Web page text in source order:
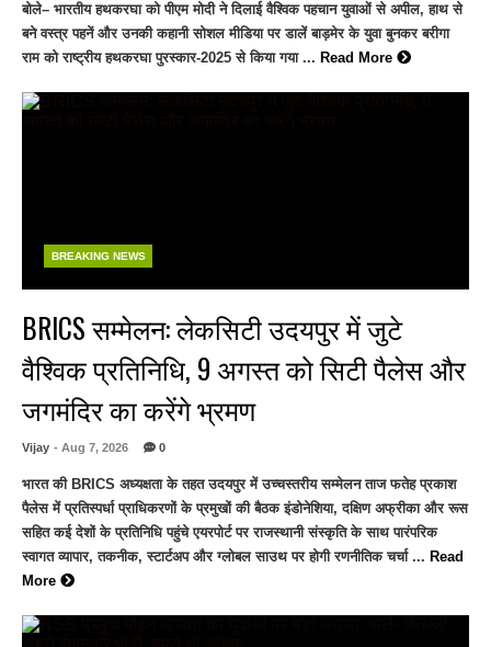
बोले– भारतीय हथकरघा को पीएम मोदी ने दिलाई वैश्विक पहचान युवाओं से अपील, हाथ से
बने वस्त्र पहनें और उनकी कहानी सोशल मीडिया पर डालें बाड़मेर के युवा बुनकर बरीगा
राम को राष्ट्रीय हथकरघा पुरस्कार-2025 से किया गया ... Read More
BREAKING NEWS
BRICS सम्मेलन: लेकसिटी उदयपुर में जुटे
वैश्विक प्रतिनिधि, 9 अगस्त को सिटी पैलेस और
जगमंदिर का करेंगे भ्रमण
Vijay - Aug 7, 2026 0
भारत की BRICS अध्यक्षता के तहत उदयपुर में उच्चस्तरीय सम्मेलन ताज फतेह प्रकाश
पैलेस में प्रतिस्पर्धा प्राधिकरणों के प्रमुखों की बैठक इंडोनेशिया, दक्षिण अफ्रीका और रूस
सहित कई देशों के प्रतिनिधि पहुंचे एयरपोर्ट पर राजस्थानी संस्कृति के साथ पारंपरिक
स्वागत व्यापार, तकनीक, स्टार्टअप और ग्लोबल साउथ पर होगी रणनीतिक चर्चा ... Read
More